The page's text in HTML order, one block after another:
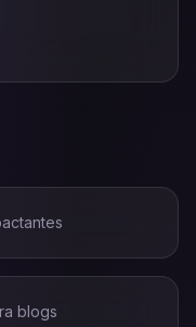
blogs